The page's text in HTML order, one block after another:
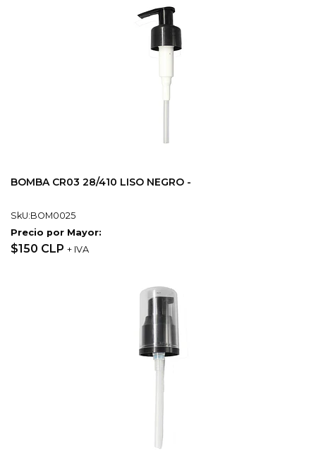
BOMBA CR03 28/410 LISO NEGRO -
SkU:BOM0025
Precio por Mayor:
$150 CLP + IVA